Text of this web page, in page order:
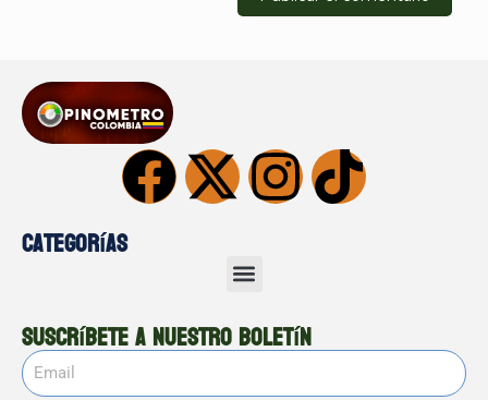
Categorías
Suscríbete a nuestro boletín